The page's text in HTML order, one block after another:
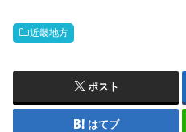
近畿地方
ポスト
はてブ